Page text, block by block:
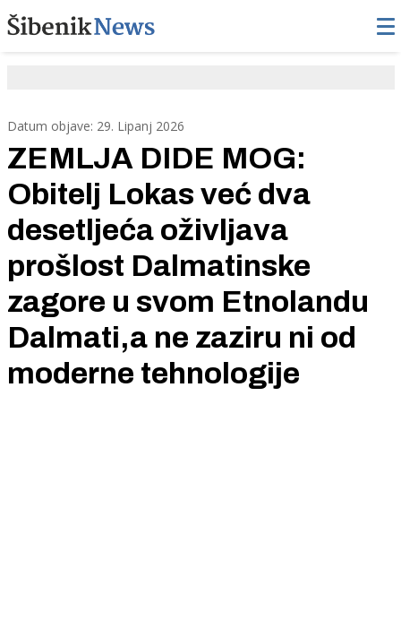
Datum objave: 29. Lipanj 2026
ZEMLJA DIDE MOG:
Obitelj Lokas već dva
desetljeća oživljava
prošlost Dalmatinske
zagore u svom Etnolandu
Dalmati,a ne zaziru ni od
moderne tehnologije